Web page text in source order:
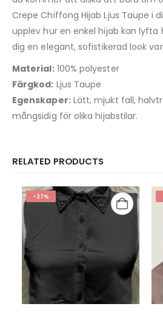
Crepe Chiffong Hijab Ljus Taupe i
upplev hur en enkel hijab kan
dig en elegant, sofistikerad look
Material:100% polyester
Färgkod: Ljus Taupe
Egenskaper:Lätt, mjukt fall,
mångsidig för olika hijabstilar.
RELATED PRODUCTS
-27% -